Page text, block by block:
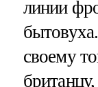
линии
своему